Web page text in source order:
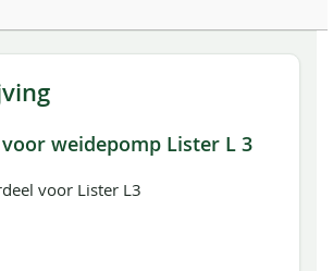
weidepomp Lister L 3
voor Lister L3